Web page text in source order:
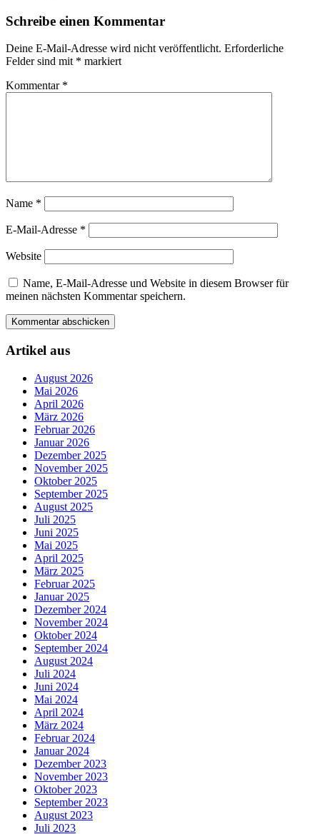
Schreibe einen Kommentar
Deine E-Mail-Adresse wird nicht veröffentlicht. Erforderliche
Felder sind mit * markiert
Kommentar *
Name *
E-Mail-Adresse *
Website
Name, E-Mail-Adresse und Website in diesem Browser für
meinen nächsten Kommentar speichern.
Artikel aus
August 2026
Mai 2026
April 2026
März 2026
Februar 2026
Januar 2026
Dezember 2025
November 2025
Oktober 2025
September 2025
August 2025
Juli 2025
Juni 2025
Mai 2025
April 2025
März 2025
Februar 2025
Januar 2025
Dezember 2024
November 2024
Oktober 2024
September 2024
August 2024
Juli 2024
Juni 2024
Mai 2024
April 2024
März 2024
Februar 2024
Januar 2024
Dezember 2023
November 2023
Oktober 2023
September 2023
August 2023
Juli 2023